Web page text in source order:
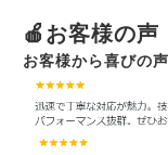
🍎お客様の声
お客様から喜びの